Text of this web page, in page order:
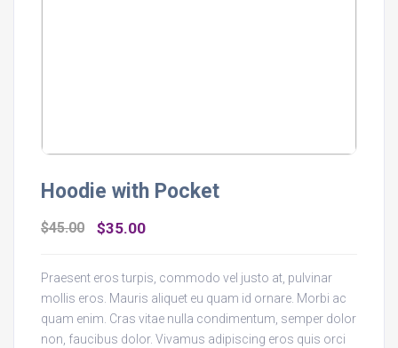
Hoodie with Pocket
$45.00
O
original
era:
$45.00.
$35.00O
atual
é:
$35.00.
Praesent eros turpis, commodo vel justo at, pulvinar
mollis eros. Mauris aliquet eu quam id ornare. Morbi ac
quam enim. Cras vitae nulla condimentum, semper dolor
non, faucibus dolor. Vivamus adipiscing eros quis orci